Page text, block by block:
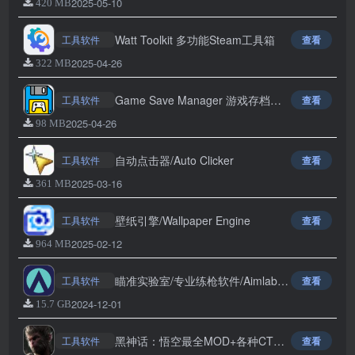
420 MB
工具软件 Watt Toolkit 多功能Steam工具箱 查看
322 MB2025-04-26
工具软件 Game Save Manager 游戏存档管理器 查看
98 MB2025-04-26
工具软件 自动点击器/Auto Clicker 查看
361 MB2025-03-16
工具软件 壁纸引擎/Wallpaper Engine 查看
964 MB2025-02-12
工具软件 瞄准实验室/专业练枪软件/Aimlabs/Aim Lab 查看
15.7 GB2024-12-01
工具软件 黑神话：悟空最全MOD+各种CT表+各种存档合集/Black Myth: Wukong 查看